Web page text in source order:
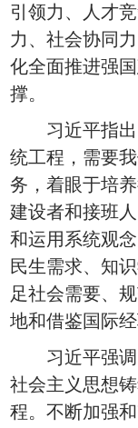
引领力、人才
力、社会协同
化全面推进强
撑。
习近平指出
统工程，需要
务，着眼于培
建设者和接班
和运用系统观
民生需求、知
足社会需要、
地和借鉴国际
习近平强调
社会主义思想
程。不断加强